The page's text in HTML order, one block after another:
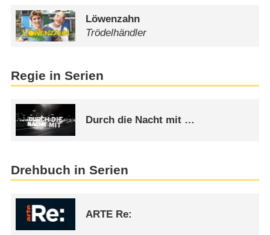
Löwenzahn
Trödelhändler
Regie in Serien
Durch die Nacht mit …
Drehbuch in Serien
ARTE Re: